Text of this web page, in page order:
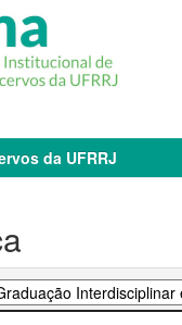
da UFRRJ